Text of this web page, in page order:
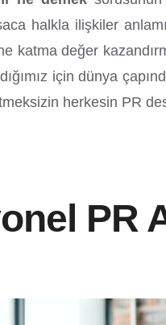
halkla ilişkiler
katma değer
için dünya
herkesin PR
PR